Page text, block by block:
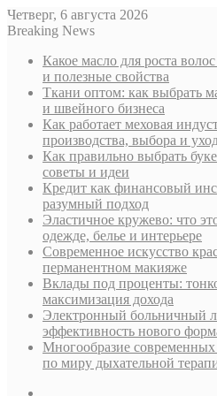
Четверг, 6 августа 2026
Breaking News
Какое масло для роста
и полезные свойства
Ткани оптом: как выбрать
и швейного бизнеса
Как работает меховая
производства, выбора и
Как правильно выбрать
советы и идеи
Кредит как финансовый
разумный подход
Эластичное кружево: что
одежде, белье и интерьере
Современное искусство
перманентном макияже
Вклады под проценты:
максимизация дохода
Электронный больничный
эффективность нового
Многообразие современных
по миру дыхательной